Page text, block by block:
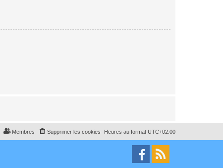
Heures au format UTC+02:00
Supprimer les cookies
Membres